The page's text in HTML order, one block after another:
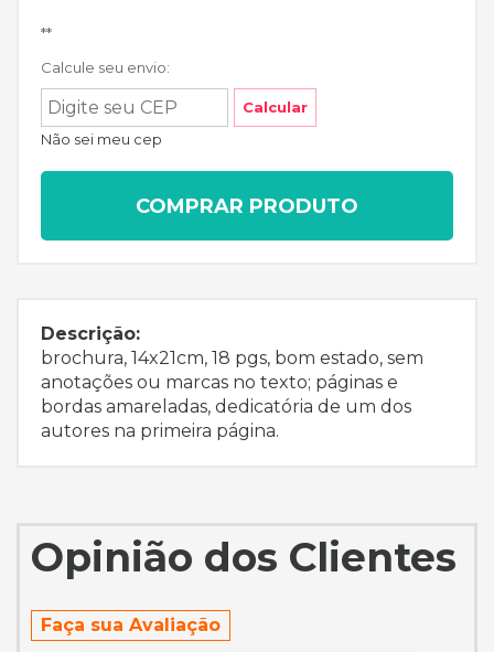
**
Calcule seu envio:
Calcular
Não sei meu cep
COMPRAR PRODUTO
Descrição:
brochura, 14x21cm, 18 pgs, bom estado, sem
anotações ou marcas no texto; páginas e
bordas amareladas, dedicatória de um dos
autores na primeira página.
Opinião dos Clientes
Faça sua Avaliação